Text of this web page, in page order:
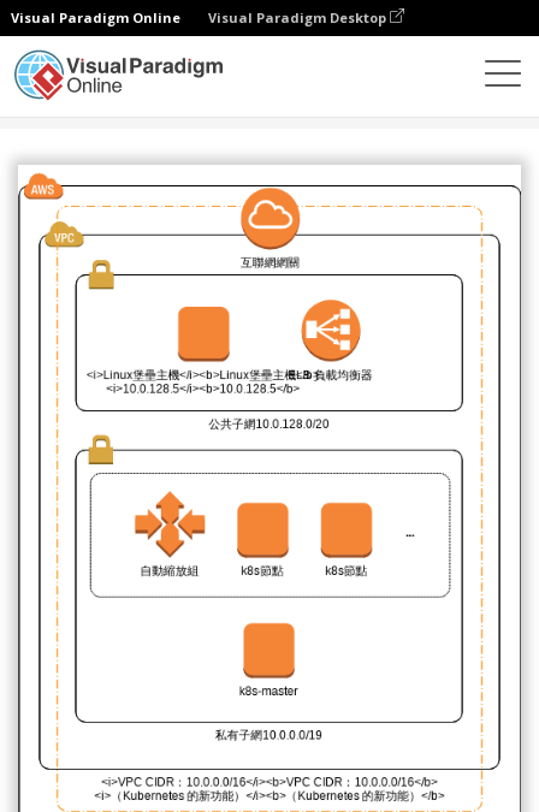
Visual Paradigm Online Visual Paradigm Desktop